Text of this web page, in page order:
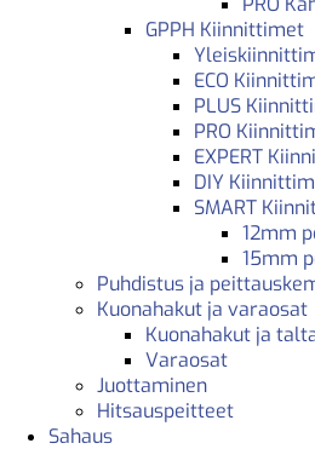
GPPH Kiinnittimet
ECO
PLUS
PRO
EXPERT
DIY
SMART
12mm
15mm
Puhdistus ja
Kuonahakut ja varaosat
Kuonahakut ja
Varaosat
Juottaminen
Hitsauspeitteet
Sahaus